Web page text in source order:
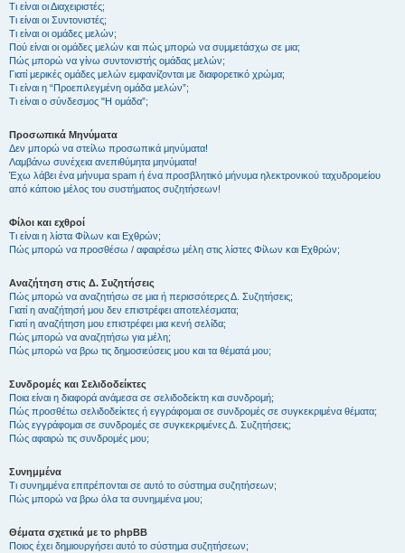
Τι είναι οι Διαχειριστές;
Τι είναι οι Συντονιστές;
Τι είναι οι ομάδες μελών;
Πού είναι οι ομάδες μελών και πώς μπορώ να συμμετάσχω σε μια;
Πώς μπορώ να γίνω συντονιστής ομάδας μελών;
Γιατί μερικές ομάδες μελών εμφανίζονται με διαφορετικό χρώμα;
Τι είναι η “Προεπιλεγμένη ομάδα μελών”;
Τι είναι ο σύνδεσμος "Η ομάδα”;
Προσωπικά Μηνύματα
Δεν μπορώ να στείλω προσωπικά μηνύματα!
Λαμβάνω συνέχεια ανεπιθύμητα μηνύματα!
Έχω λάβει ένα μήνυμα spam ή ένα προσβλητικό μήνυμα ηλεκτρονικού ταχυδρομείου
από κάποιο μέλος του συστήματος συζητήσεων!
Φίλοι και εχθροί
Τι είναι η λίστα Φίλων και Εχθρών;
Πώς μπορώ να προσθέσω / αφαιρέσω μέλη στις λίστες Φίλων και Εχθρών;
Αναζήτηση στις Δ. Συζητήσεις
Πώς μπορώ να αναζητήσω σε μια ή περισσότερες Δ. Συζητήσεις;
Γιατί η αναζήτησή μου δεν επιστρέφει αποτελέσματα;
Γιατί η αναζήτηση μου επιστρέφει μια κενή σελίδα;
Πώς μπορώ να αναζητήσω για μέλη;
Πώς μπορώ να βρω τις δημοσιεύσεις μου και τα θέματά μου;
Συνδρομές και Σελιδοδείκτες
Ποια είναι η διαφορά ανάμεσα σε σελιδοδείκτη και συνδρομή;
Πώς προσθέτω σελιδοδείκτες ή εγγράφομαι σε συνδρομές σε συγκεκριμένα θέματα;
Πώς εγγράφομαι σε συνδρομές σε συγκεκριμένες Δ. Συζητήσεις;
Πώς αφαιρώ τις συνδρομές μου;
Συνημμένα
Τι συνημμένα επιτρέπονται σε αυτό το σύστημα συζητήσεων;
Πώς μπορώ να βρω όλα τα συνημμένα μου;
Θέματα σχετικά με το phpBB
Ποιος έχει δημιουργήσει αυτό το σύστημα συζητήσεων;